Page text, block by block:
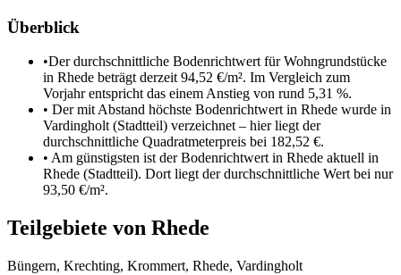
Überblick
•Der durchschnittliche Bodenrichtwert für Wohngrundstücke
in Rhede beträgt derzeit 94,52 €/m². Im Vergleich zum
Vorjahr entspricht das einem Anstieg von rund 5,31 %.
• Der mit Abstand höchste Bodenrichtwert in Rhede wurde in
Vardingholt (Stadtteil) verzeichnet – hier liegt der
durchschnittliche Quadratmeterpreis bei 182,52 €.
• Am günstigsten ist der Bodenrichtwert in Rhede aktuell in
Rhede (Stadtteil). Dort liegt der durchschnittliche Wert bei nur
93,50 €/m².
Teilgebiete von Rhede
Büngern, Krechting, Krommert, Rhede, Vardingholt